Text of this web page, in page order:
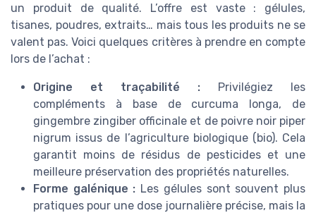
un produit de qualité. L’offre est vaste : gélules,
tisanes, poudres, extraits… mais tous les produits ne se
valent pas. Voici quelques critères à prendre en compte
lors de l’achat :
Origine et traçabilité : Privilégiez les
compléments à base de curcuma longa, de
gingembre zingiber officinale et de poivre noir piper
nigrum issus de l’agriculture biologique (bio). Cela
garantit moins de résidus de pesticides et une
meilleure préservation des propriétés naturelles.
Forme galénique : Les gélules sont souvent plus
pratiques pour une dose journalière précise, mais la